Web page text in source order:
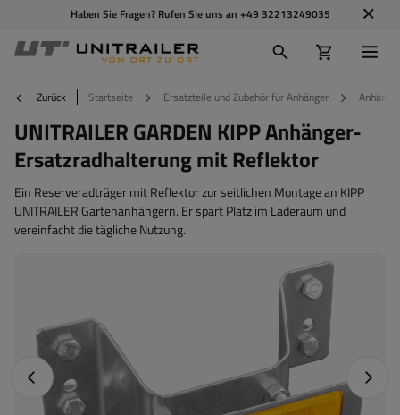
Haben Sie Fragen? Rufen Sie uns an +49 32213249035
Zurück Startseite Ersatzteile und Zubehör für Anhänger
UNITRAILER GARDEN KIPP Anhänger-
Ersatzradhalterung mit Reflektor
Ein Reserveradträger mit Reflektor zur seitlichen Montage an KIPP
UNITRAILER Gartenanhängern. Er spart Platz im Laderaum und
vereinfacht die tägliche Nutzung.
Vorheriges Foto